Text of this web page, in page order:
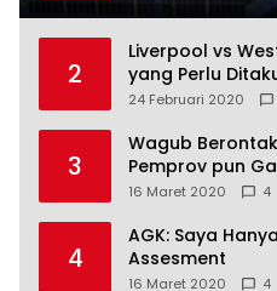
2
Liverpool vs
yang Perlu
24 Februari 2020
3
Wagub
Pemprov pun
16 Maret 2020 4
4
AGK: Saya
Assesment
16 Maret 2020 4